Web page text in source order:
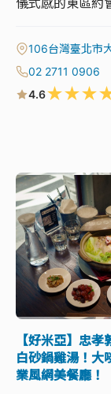
106台灣臺北市
02 2711 0906
4.6★★★
【好米亞】忠
白砂鍋雞湯！大
業風網美餐廳！